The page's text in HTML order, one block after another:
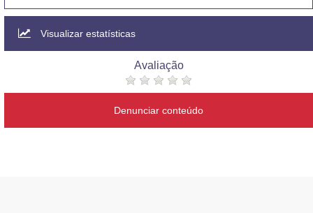
Visualizar estatísticas
Avaliação
Denunciar conteúdo